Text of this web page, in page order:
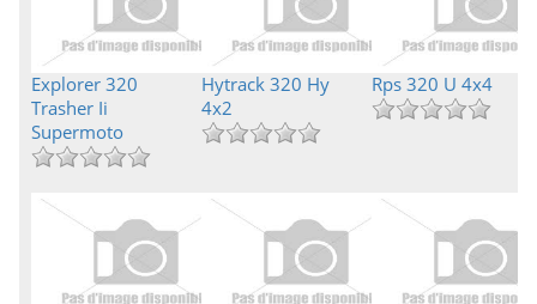
Explorer 320
Trasher Ii
Supermoto
Hytrack 320 Hy
4x2
Rps 320 U 4x4